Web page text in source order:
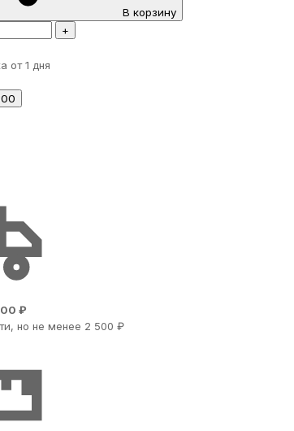
В корзину
+
от 1 дня
₽
но не менее 2 500 ₽